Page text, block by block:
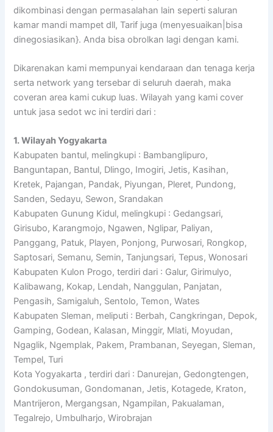
dikombinasi dengan permasalahan lain seperti saluran
kamar mandi mampet dll, Tarif juga (menyesuaikan|bisa
dinegosiasikan}. Anda bisa obrolkan lagi dengan kami.
Dikarenakan kami mempunyai kendaraan dan tenaga kerja
serta network yang tersebar di seluruh daerah, maka
coveran area kami cukup luas. Wilayah yang kami cover
untuk jasa sedot wc ini terdiri dari :
1. Wilayah Yogyakarta
Kabupaten bantul, melingkupi : Bambanglipuro,
Banguntapan, Bantul, Dlingo, Imogiri, Jetis, Kasihan,
Kretek, Pajangan, Pandak, Piyungan, Pleret, Pundong,
Sanden, Sedayu, Sewon, Srandakan
Kabupaten Gunung Kidul, melingkupi : Gedangsari,
Girisubo, Karangmojo, Ngawen, Nglipar, Paliyan,
Panggang, Patuk, Playen, Ponjong, Purwosari, Rongkop,
Saptosari, Semanu, Semin, Tanjungsari, Tepus, Wonosari
Kabupaten Kulon Progo, terdiri dari : Galur, Girimulyo,
Kalibawang, Kokap, Lendah, Nanggulan, Panjatan,
Pengasih, Samigaluh, Sentolo, Temon, Wates
Kabupaten Sleman, meliputi : Berbah, Cangkringan, Depok,
Gamping, Godean, Kalasan, Minggir, Mlati, Moyudan,
Ngaglik, Ngemplak, Pakem, Prambanan, Seyegan, Sleman,
Tempel, Turi
Kota Yogyakarta , terdiri dari : Danurejan, Gedongtengen,
Gondokusuman, Gondomanan, Jetis, Kotagede, Kraton,
Mantrijeron, Mergangsan, Ngampilan, Pakualaman,
Tegalrejo, Umbulharjo, Wirobrajan